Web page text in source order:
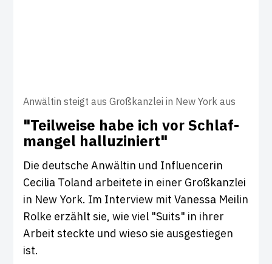
Anwältin steigt aus Großkanzlei in New York aus
"Teil­weise habe ich vor Schlaf­
mangel hal­lu­zi­niert"
Die deutsche Anwältin und Influencerin
Cecilia Toland arbeitete in einer Großkanzlei
in New York. Im Interview mit Vanessa Meilin
Rolke erzählt sie, wie viel "Suits" in ihrer
Arbeit steckte und wieso sie ausgestiegen
ist.